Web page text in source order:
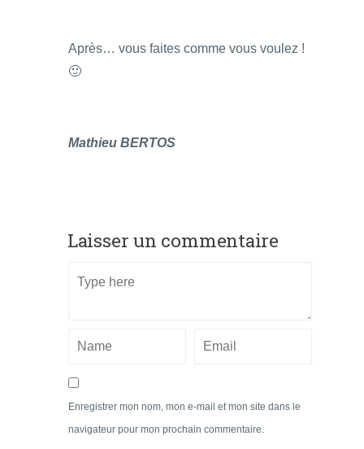
Après… vous faites comme vous voulez !
🙂
Mathieu BERTOS
Laisser un commentaire
Enregistrer mon nom, mon e-mail et mon site dans le
navigateur pour mon prochain commentaire.